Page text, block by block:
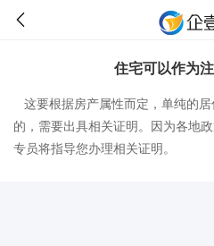
住宅可以作为
这要根据房产属性而定，单纯的
的，需要出具相关证明。因为各地
专员将指导您办理相关证明。